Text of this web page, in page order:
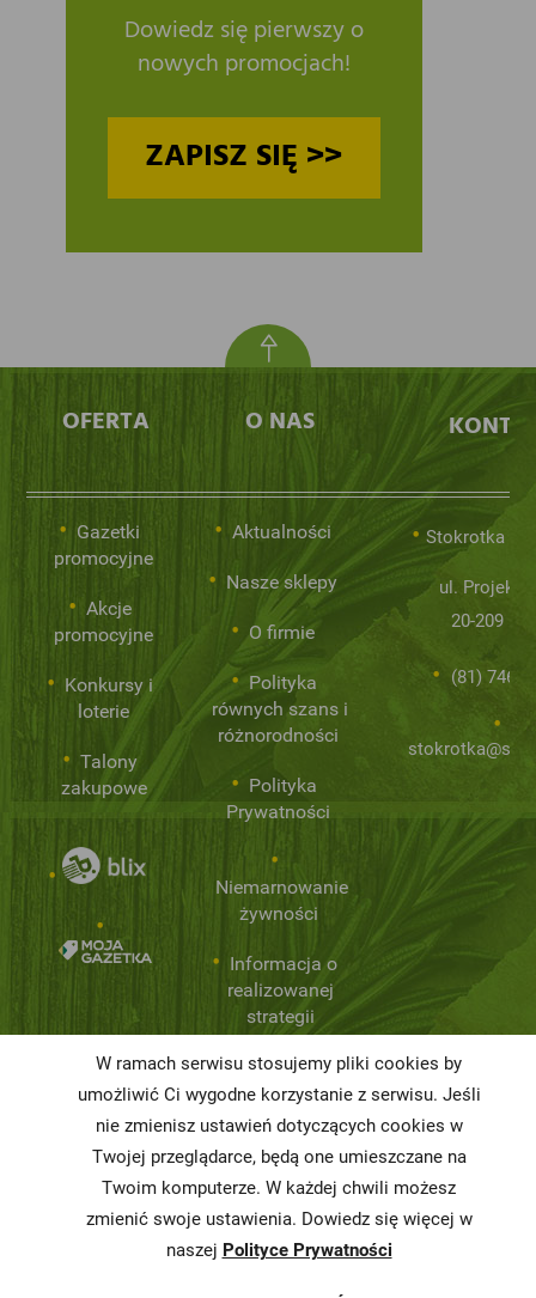
Dowiedz się pierwszy o
nowych promocjach!
ZAPISZ SIĘ >>
OFERTA
Gazetki
promocyjne
Akcje
promocyjne
Konkursy i
loterie
Talony
zakupowe
O NAS
Aktualności
Nasze sklepy
O firmie
Polityka
równych szans i
różnorodności
Polityka
Prywatności
Niemarnowanie
żywności
Informacja o
realizowanej
strategii
podatkowej
Karty
charakterystyki
Butelkomaty
Stokrotka
ul.
20-209
(81) 746
W ramach serwisu stosujemy pliki cookies by
umożliwić Ci wygodne korzystanie z serwisu. Jeśli
nie zmienisz ustawień dotyczących cookies w
Twojej przeglądarce, będą one umieszczane na
Twoim komputerze. W każdej chwili możesz
zmienić swoje ustawienia. Dowiedz się więcej w
naszej Polityce Prywatności